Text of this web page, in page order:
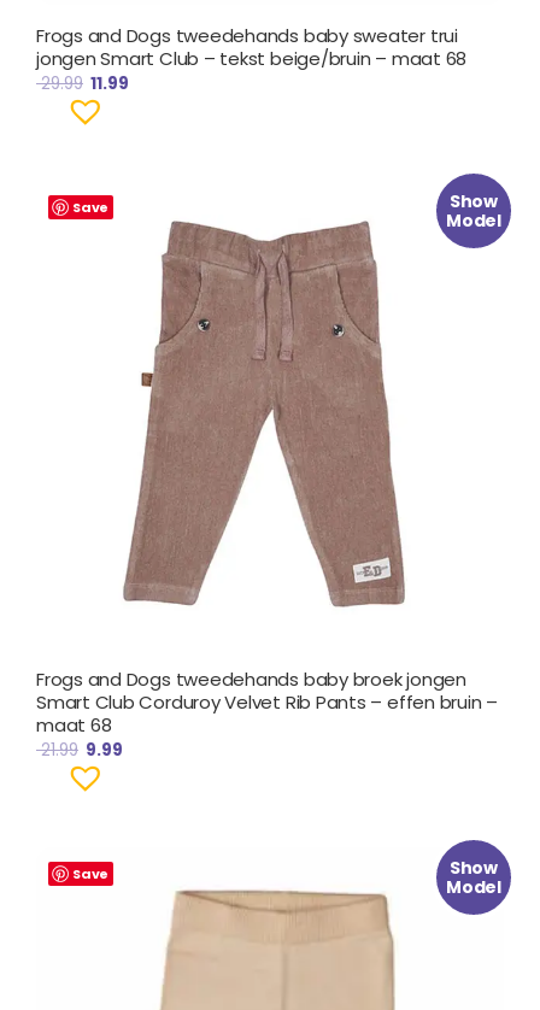
Frogs and Dogs tweedehands baby sweater trui
jongen Smart Club – tekst beige/bruin – maat 68
29.99 11.99
Save
Show
Model
Frogs and Dogs tweedehands baby broek jongen
Smart Club Corduroy Velvet Rib Pants – effen bruin –
maat 68
21.99
prijs
was:
9.99
€ 9.99.
Save
Show
Model
prijs
€ 9.99.